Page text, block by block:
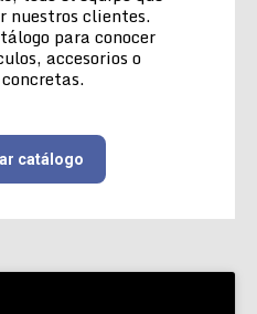
nuestros clientes.
para conocer
accesorios o
catálogo